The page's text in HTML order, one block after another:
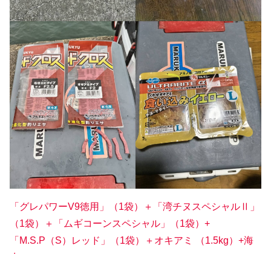
「グレパワーV9徳用」（1袋）＋「湾チヌスペシャルⅡ」
（1袋）＋「ムギコーンスペシャル」（1袋）+
「M.S.P（S）レッド」（1袋）＋オキアミ （1.5kg）+海